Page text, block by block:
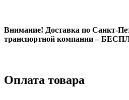
Внимание! Доставка по Санкт-
транспортной компании –
Оплата товара